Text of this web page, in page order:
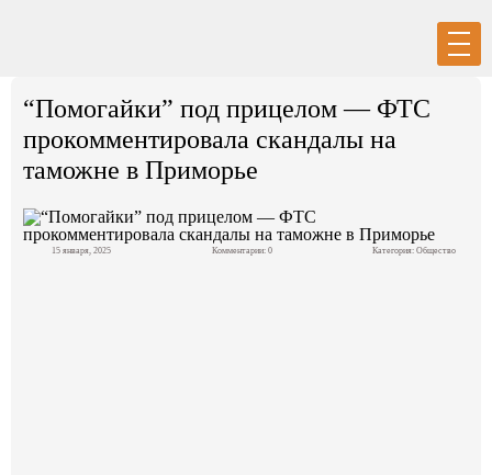
Вход
Политика
“Помогайки” под прицелом — ФТС
прокомментировала скандалы на
таможне в Приморье
15 января, 2025 Комментарии: 0 Категория: Общество